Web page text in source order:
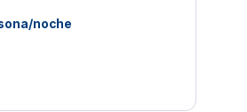
noche